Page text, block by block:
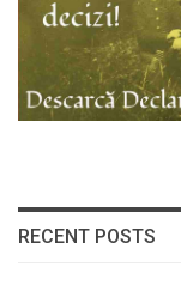
RECENT POSTS